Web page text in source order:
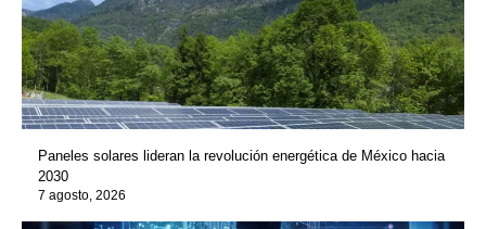
Paneles solares lideran la revolución energética de México hacia
2030
7 agosto, 2026